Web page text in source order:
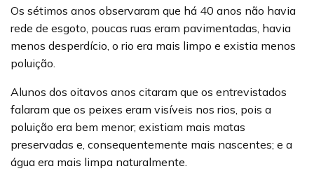
Os sétimos anos observaram que há 40 anos não havia
rede de esgoto, poucas ruas eram pavimentadas, havia
menos desperdício, o rio era mais limpo e existia menos
poluição.
Alunos dos oitavos anos citaram que os entrevistados
falaram que os peixes eram visíveis nos rios, pois a
poluição era bem menor; existiam mais matas
preservadas e, consequentemente mais nascentes; e a
água era mais limpa naturalmente.